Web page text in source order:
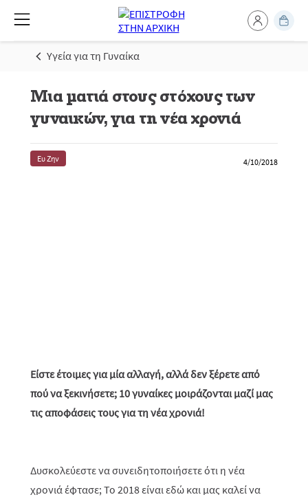
Υγεία για τη Γυναίκα
Μια ματιά στους στόχους των
γυναικών, για τη νέα χρονιά
Ευ Ζην 4/10/2018
Είστε έτοιμες για μία αλλαγή, αλλά δεν ξέρετε από
πού να ξεκινήσετε; 10 γυναίκες μοιράζονται μαζί μας
τις αποφάσεις τους για τη νέα χρονιά!
Δυσκολεύεστε να συνειδητοποιήσετε ότι η νέα
χρονιά έφτασε; Το 2018 είναι εδώ και μας καλεί να